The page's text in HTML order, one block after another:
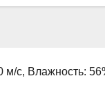
м/с, Влажность: